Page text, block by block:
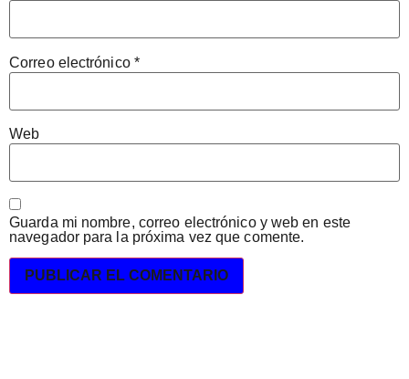
Correo electrónico *
Web
Guarda mi nombre, correo electrónico y web en este
navegador para la próxima vez que comente.